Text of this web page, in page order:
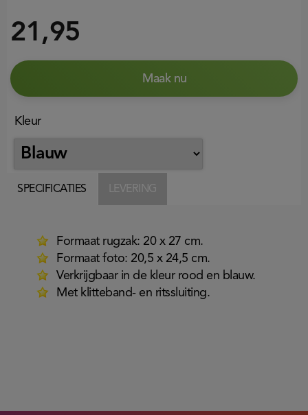
Kleur
21,95
Maak nu
SPECIFICATIES LEVERING
Formaat rugzak: 20 x 27 cm.
Formaat foto: 20,5 x 24,5 cm.
Verkrijgbaar in de kleur rood en blauw.
Met klitteband- en ritssluiting.